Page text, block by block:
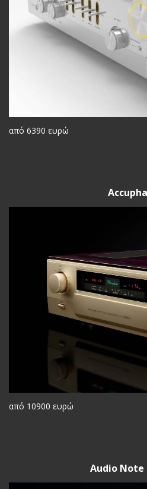
από 6390 ευρώ
από 10900 ευρώ
Audio Note